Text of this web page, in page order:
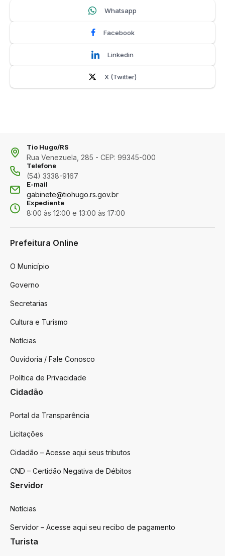
Whatsapp
Facebook
Linkedin
X (Twitter)
Tio Hugo/RS
Rua Venezuela, 285 - CEP: 99345-000
Telefone
(54) 3338-9167
E-mail
gabinete@tiohugo.rs.gov.br
Expediente
8:00 às 12:00 e 13:00 às 17:00
Prefeitura Online
O Município
Governo
Secretarias
Cultura e Turismo
Notícias
Ouvidoria / Fale Conosco
Política de Privacidade
Cidadão
Portal da Transparência
Licitações
Cidadão – Acesse aqui seus tributos
CND – Certidão Negativa de Débitos
Servidor
Notícias
Servidor – Acesse aqui seu recibo de pagamento
Turista